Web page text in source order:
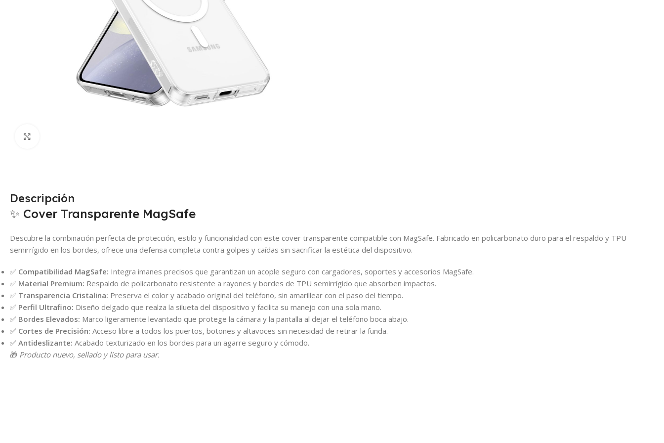
Descripción
✨ Cover Transparente MagSafe
Descubre la combinación perfecta de protección, estilo y funcionalidad con este cover transparente compatible con MagSafe. Fabricado en policarbonato duro para el respaldo y TPU
semirrígido en los bordes, ofrece una defensa completa contra golpes y caídas sin sacrificar la estética del dispositivo.
✅ Compatibilidad MagSafe: Integra imanes precisos que garantizan un acople seguro con cargadores, soportes y accesorios MagSafe.
✅ Material Premium: Respaldo de policarbonato resistente a rayones y bordes de TPU semirrígido que absorben impactos.
✅ Transparencia Cristalina: Preserva el color y acabado original del teléfono, sin amarillear con el paso del tiempo.
✅ Perfil Ultrafino: Diseño delgado que realza la silueta del dispositivo y facilita su manejo con una sola mano.
✅ Bordes Elevados: Marco ligeramente levantado que protege la cámara y la pantalla al dejar el teléfono boca abajo.
✅ Cortes de Precisión: Acceso libre a todos los puertos, botones y altavoces sin necesidad de retirar la funda.
✅ Antideslizante: Acabado texturizado en los bordes para un agarre seguro y cómodo.
🎁 Producto nuevo, sellado y listo para usar.